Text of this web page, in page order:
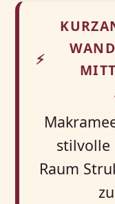
⚡
stilvolle
Raum